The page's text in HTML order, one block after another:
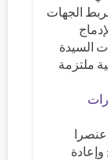
الجهات
السيدة
ملتزمة
عنصرا